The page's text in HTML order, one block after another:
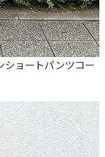
ョートパンツコー